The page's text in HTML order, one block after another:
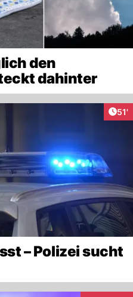
den
dahinter
51'
– Polizei sucht